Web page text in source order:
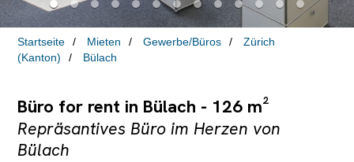
Startseite Mieten Gewerbe/Büros
Zürich
(Kanton)
Bülach
Büro for rent in Bülach - 126 m²
Repräsantives Büro im Herzen von
Bülach